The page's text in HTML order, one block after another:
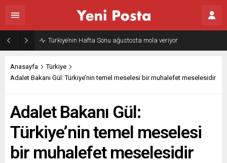
Gazze’nin geleceği: Teknokratik kontrol mü, kolonializm mi?
Anasayfa
Türkiye
Adalet Bakanı Gül: Türkiye’nin temel meselesi bir muhalefet meselesidir
Adalet Bakanı Gül:
Türkiye’nin temel meselesi
bir muhalefet meselesidir